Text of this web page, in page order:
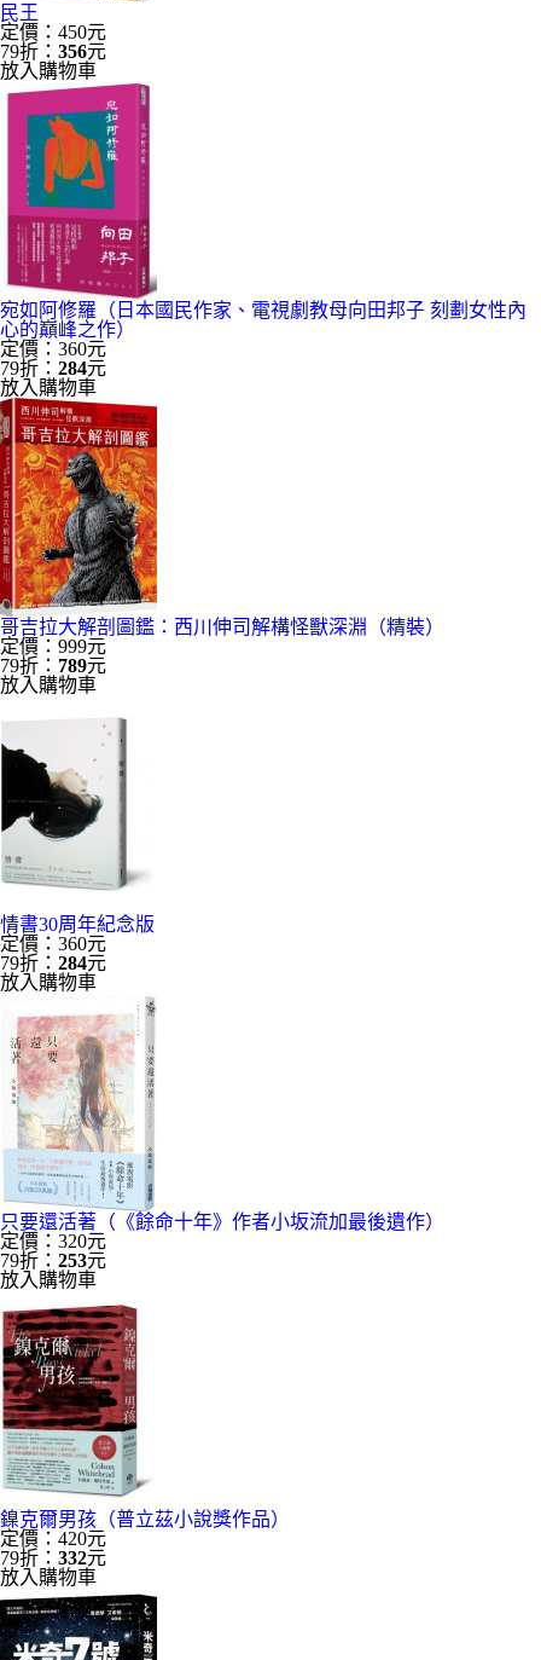
民王
定價：450元
79折： 356元
放入購物車
宛如阿修羅（日本國民作家、電視劇教母向田邦子 刻劃女性內
心的巔峰之作）
定價：360元
79折： 284元
放入購物車
哥吉拉大解剖圖鑑：西川伸司解構怪獸深淵（精裝）
定價：999元
79折： 789元
放入購物車
情書30周年紀念版
定價：360元
79折： 284元
放入購物車
只要還活著（《餘命十年》作者小坂流加最後遺作）
定價：320元
79折： 253元
放入購物車
鎳克爾男孩（普立茲小說獎作品）
定價：420元
79折： 332元
放入購物車